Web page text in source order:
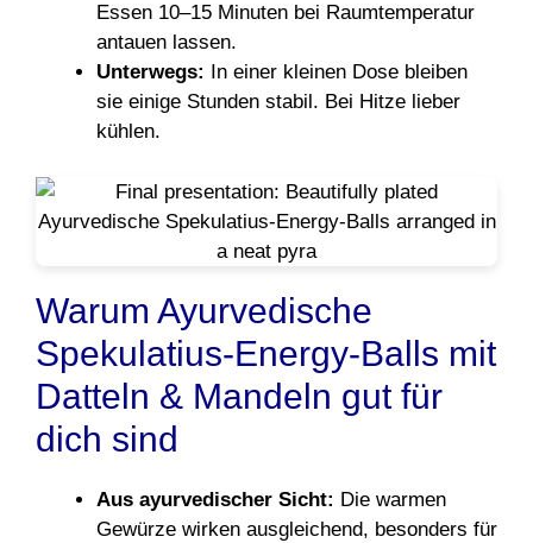
Essen 10–15 Minuten bei Raumtemperatur
antauen lassen.
Unterwegs: In einer kleinen Dose bleiben
sie einige Stunden stabil. Bei Hitze lieber
kühlen.
Warum Ayurvedische
Spekulatius-Energy-Balls mit
Datteln & Mandeln gut für
dich sind
Aus ayurvedischer Sicht: Die warmen
Gewürze wirken ausgleichend, besonders für